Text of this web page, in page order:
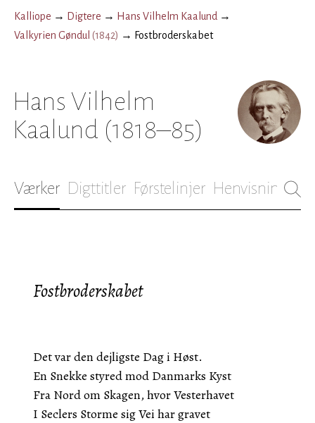
Kalliope → Digtere → Hans Vilhelm Kaalund →
Valkyrien Gøndul (1842) → Fostbroderskabet
Hans Vilhelm
Kaalund (1818–85)
Værker Digttitler Førstelinjer Henvisninger
Fostbroderskabet
Det var den dejligste Dag i Høst.
En Snekke styred mod Danmarks Kyst
Fra Nord om Skagen, hvor Vesterhavet
I Seclers Storme sig Vei har gravet